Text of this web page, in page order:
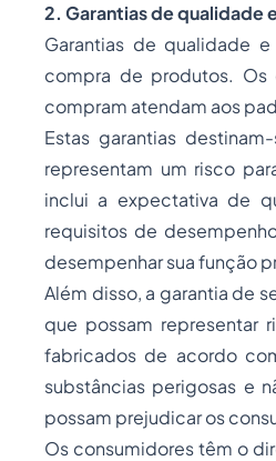
2. Garantias de qualidade
Garantias de qualidade
compra de produtos.
compram atendam aos
Estas garantias
representam um risco
inclui a expectativa de
requisitos de
desempenhar sua função
Além disso, a garantia de
que possam representar
fabricados de acordo
substâncias perigosas e
possam prejudicar os
Os consumidores têm o